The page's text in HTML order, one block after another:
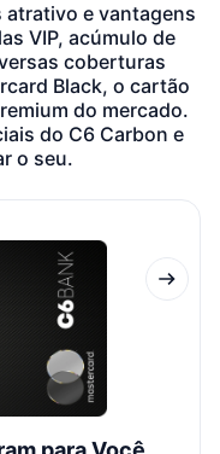
e vantagens
VIP, acúmulo de
coberturas
Black, o cartão
do mercado.
do C6 Carbon e
o seu.